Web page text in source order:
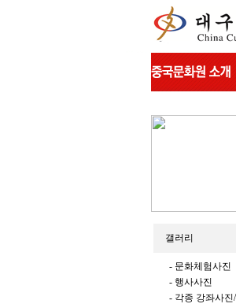
갤러리
- 문화체험사진
- 행사사진
- 각종 강좌사진